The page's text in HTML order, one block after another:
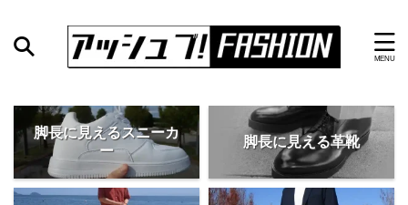
脚長に見えるスニーカ
ー
脚長に見える革靴